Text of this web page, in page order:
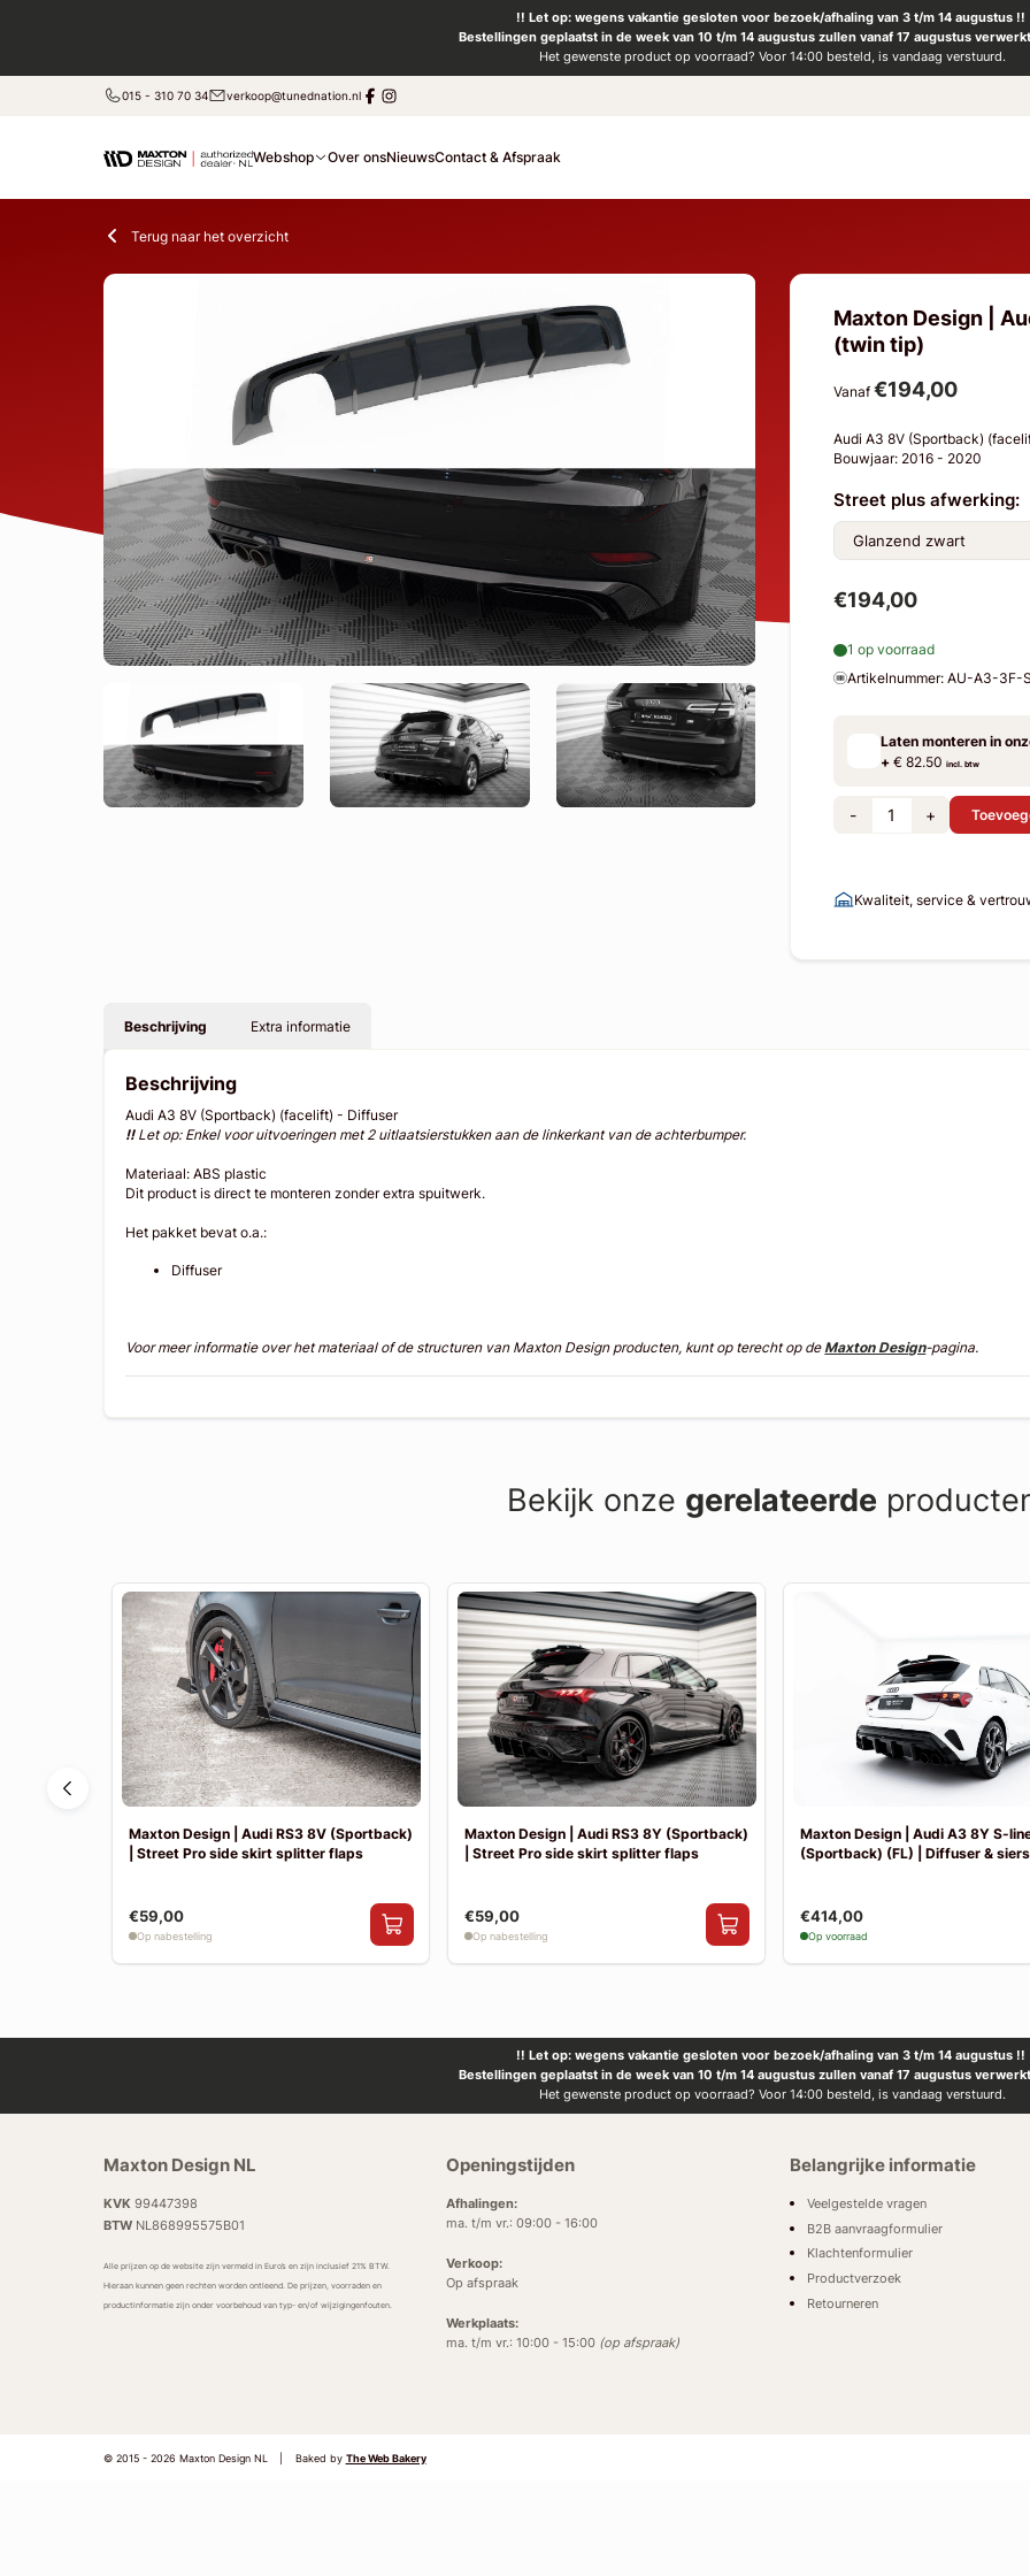
!! Let op: wegens vakantie gesloten voor bezoek/afhaling van 3 t/m 14 augustus !!
Bestellingen geplaatst in de week van 10 t/m 14 augustus zullen vanaf 17 augustus
Het gewenste product op voorraad? Voor 14:00 besteld, is vandaag verstuurd.
015 - 310 70 34 verkoop@tunednation.nl
Webshop Over onsNieuwsContact & Afspraak
Terug naar het overzicht
Maxton Design |
(twin tip)
Vanaf €194,00
Audi A3 8V (Sportback)
Bouwjaar: 2016 - 2020
Street plus afwerking:
€194,00
1 op voorraad
Artikelnummer: AU-A3-3F-
Laten monteren in
+€ 82.50 incl. btw
- +
Kwaliteit, service &
Beschrijving Extra informatie
Beschrijving
Audi A3 8V (Sportback) (facelift) - Diffuser
!!Let op: Enkel voor uitvoeringen met 2 uitlaatsierstukken aan de linkerkant van de achterbumper.
Materiaal: ABS plastic
Dit product is direct te monteren zonder extra spuitwerk.
Het pakket bevat o.a.:
Diffuser
Voor meer informatie over het materiaal of de structuren van Maxton Design producten, kunt op terecht op deMaxton Design-pagina.
Bekijk onze gerelateerde
Maxton Design | Audi RS3 8V (Sportback)
| Street Pro side skirt splitter flaps
€59,00
Op nabestelling
Maxton Design | Audi RS3 8Y (Sportback)
| Street Pro side skirt splitter flaps
€59,00
Op nabestelling
Maxton Design | Audi A3 8Y S-
(Sportback) (FL) | Diffuser &
€414,00
Op voorraad
!! Let op: wegens vakantie gesloten voor bezoek/afhaling van 3 t/m 14 augustus !!
Bestellingen geplaatst in de week van 10 t/m 14 augustus zullen vanaf 17 augustus
Het gewenste product op voorraad? Voor 14:00 besteld, is vandaag verstuurd.
Maxton Design NL
KVK 99447398
BTWNL868995575B01
Alle prijzen op de website zijn vermeld in Euro’s en zijn inclusief 21% BTW.
Hieraan kunnen geen rechten worden ontleend. De prijzen, voorraden en
productinformatie zijn onder voorbehoud van typ- en/of wijzigingenfouten.
Openingstijden
Afhalingen:
ma. t/m vr.: 09:00 - 16:00
Verkoop:
Op afspraak
Werkplaats:
ma. t/m vr.: 10:00 - 15:00 (op afspraak)
Belangrijke informatie
Veelgestelde vragen
B2B aanvraagformulier
Klachtenformulier
Productverzoek
Retourneren
© 2015 - 2026 Maxton Design NL Baked by The Web Bakery